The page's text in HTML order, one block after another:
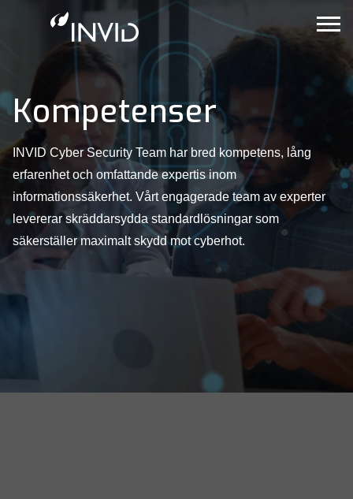
Kompetenser
INVID Cyber Security Team har bred kompetens, lång
erfarenhet och omfattande expertis inom
informationssäkerhet. Vårt engagerade team av experter
levererar skräddarsydda standardlösningar som
säkerställer maximalt skydd mot cyberhot.